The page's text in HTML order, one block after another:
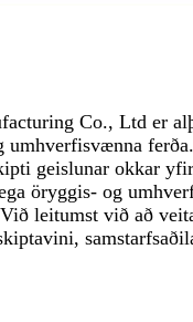
Co., Ltd er
geislunar okkar
öryggis- og
leitumst við að